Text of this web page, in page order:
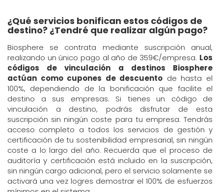
¿Qué servicios bonifican estos códigos de
destino? ¿Tendré que realizar algún pago?
Biosphere se contrata mediante suscripción anual,
realizando un único pago al año de 359€/empresa. Los
códigos de vinculación a destinos Biosphere
actúan como cupones de descuento de hasta el
100%, dependiendo de la bonificación que facilite el
destino a sus empresas. Si tienes un código de
vinculación a destino, podrás disfrutar de esta
suscripción sin ningún coste para tu empresa. Tendrás
acceso completo a todos los servicios de gestión y
certificación de tu sostenibilidad empresarial, sin ningún
coste a lo largo del año. Recuerda que el proceso de
auditoría y certificación está incluido en la suscripción,
sin ningún cargo adicional, pero el servicio solamente se
activará una vez logres demostrar el 100% de esfuerzos